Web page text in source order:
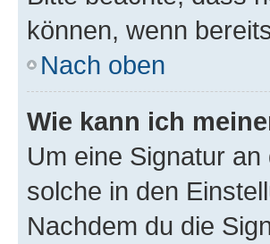
können, wenn
Nach oben
Wie kann ich
Um eine Signatur
solche in den
Nachdem du die